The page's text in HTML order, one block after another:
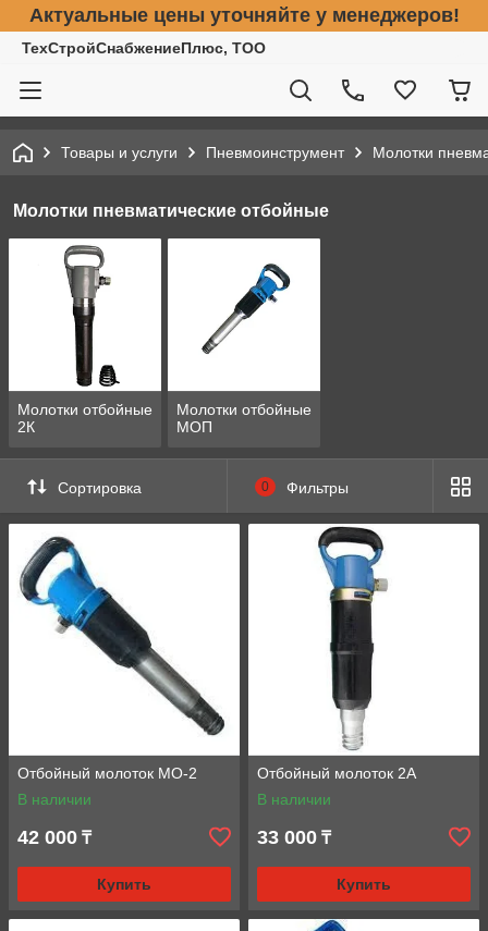
Актуальные цены уточняйте у менеджеров!
ТехСтройСнабжениеПлюс, ТОО
Товары и услуги Пневмоинструмент Молотки
Молотки пневматические отбойные
Молотки отбойные
2К
Молотки отбойные
МОП
Сортировка 0 Фильтры
Отбойный молоток МО-2
В наличии
42 000 ₸
Купить
Отбойный молоток 2А
В наличии
33 000 ₸
Купить